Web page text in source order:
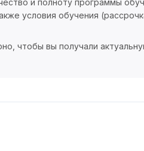
и полноту программы
условия обучения
чтобы вы получали